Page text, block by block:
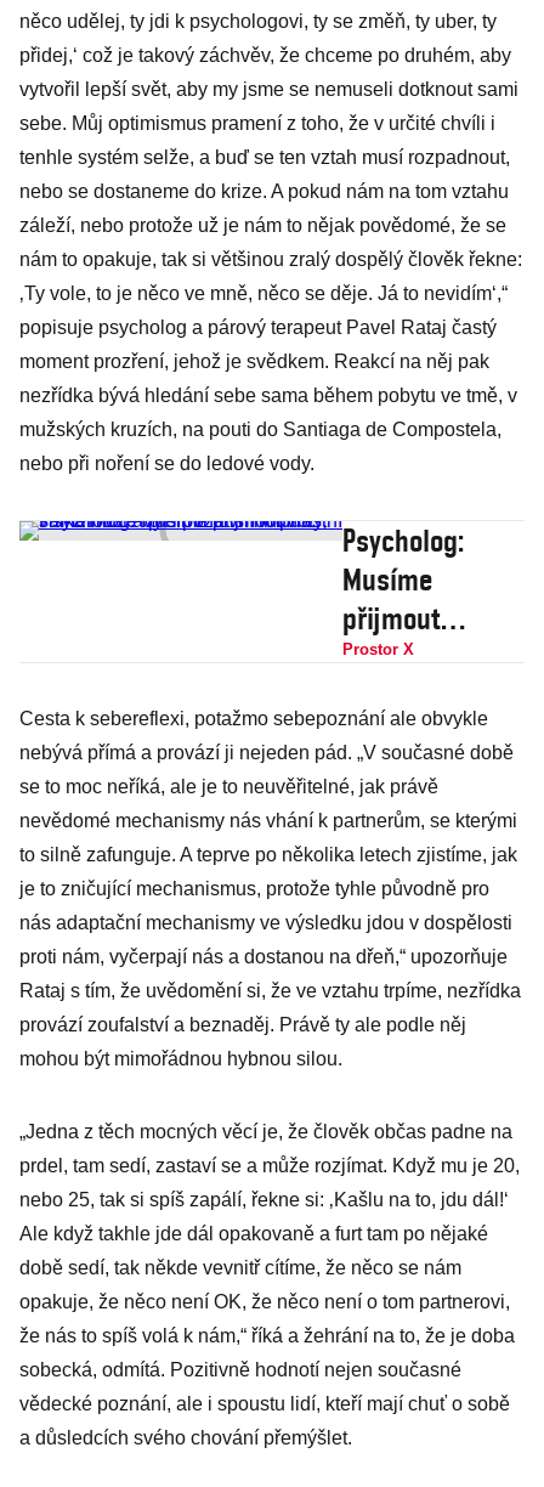
něco udělej, ty jdi k psychologovi, ty se změň, ty uber, ty
přidej,‘ což je takový záchvěv, že chceme po druhém, aby
vytvořil lepší svět, aby my jsme se nemuseli dotknout sami
sebe. Můj optimismus pramení z toho, že v určité chvíli i
tenhle systém selže, a buď se ten vztah musí rozpadnout,
nebo se dostaneme do krize. A pokud nám na tom vztahu
záleží, nebo protože už je nám to nějak povědomé, že se
nám to opakuje, tak si většinou zralý dospělý člověk řekne:
‚Ty vole, to je něco ve mně, něco se děje. Já to nevidím‘,“
popisuje psycholog a párový terapeut Pavel Rataj častý
moment prozření, jehož je svědkem. Reakcí na něj pak
nezřídka bývá hledání sebe sama během pobytu ve tmě, v
mužských kruzích, na pouti do Santiaga de Compostela,
nebo při noření se do ledové vody.
Psycholog:
Musíme
přijmout
vlastní
přerovnat si
hodnoty, válka
může být i
pozitivní impulz
Prostor X
Cesta k sebereflexi, potažmo sebepoznání ale obvykle
nebývá přímá a provází ji nejeden pád. „V současné době
se to moc neříká, ale je to neuvěřitelné, jak právě
nevědomé mechanismy nás vhání k partnerům, se kterými
to silně zafunguje. A teprve po několika letech zjistíme, jak
je to zničující mechanismus, protože tyhle původně pro
nás adaptační mechanismy ve výsledku jdou v dospělosti
proti nám, vyčerpají nás a dostanou na dřeň,“ upozorňuje
Rataj s tím, že uvědomění si, že ve vztahu trpíme, nezřídka
provází zoufalství a beznaděj. Právě ty ale podle něj
mohou být mimořádnou hybnou silou.
„Jedna z těch mocných věcí je, že člověk občas padne na
prdel, tam sedí, zastaví se a může rozjímat. Když mu je 20,
nebo 25, tak si spíš zapálí, řekne si: ‚Kašlu na to, jdu dál!‘
Ale když takhle jde dál opakovaně a furt tam po nějaké
době sedí, tak někde vevnitř cítíme, že něco se nám
opakuje, že něco není OK, že něco není o tom partnerovi,
že nás to spíš volá k nám,“ říká a žehrání na to, že je doba
sobecká, odmítá. Pozitivně hodnotí nejen současné
vědecké poznání, ale i spoustu lidí, kteří mají chuť o sobě
a důsledcích svého chování přemýšlet.